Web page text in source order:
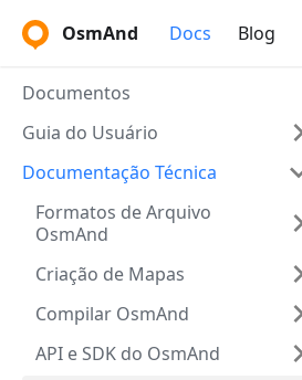
OsmAnd Docs Blog
Documentos
Guia do Usuário
Documentação Técnica
Formatos de Arquivo
OsmAnd
Criação de Mapas
Compilar OsmAnd
API e SDK do OsmAnd